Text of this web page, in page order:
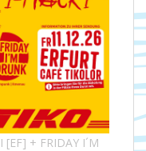
+ FRIDAY I´M